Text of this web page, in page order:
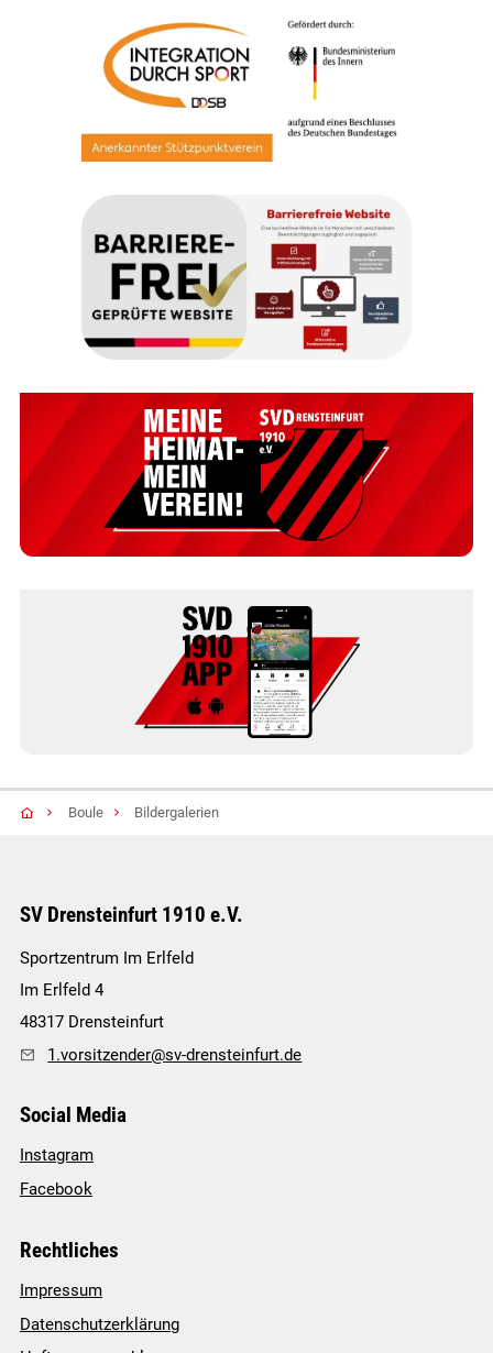
Boule Bildergalerien
SV Drensteinfurt 1910 e.V.
Sportzentrum Im Erlfeld
Im Erlfeld 4
48317 Drensteinfurt
1.vorsitzender@sv-drensteinfurt.de
Social Media
Instagram
Facebook
Rechtliches
Impressum
Datenschutzerklärung